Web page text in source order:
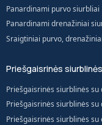
Panardinami purvo siurbliai
Panardinami drenažiniai
Sraigtiniai purvo,
Priešgaisrinės siurblinės
Priešgaisrinės siurblinės
Priešgaisrinės siurblinės
Priešgaisrinės siurblinės